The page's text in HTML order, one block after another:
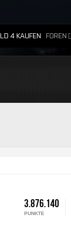
4 KAUFEN FOREN
3.876.140
PUNKTE